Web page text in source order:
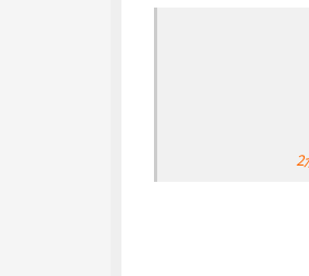
2